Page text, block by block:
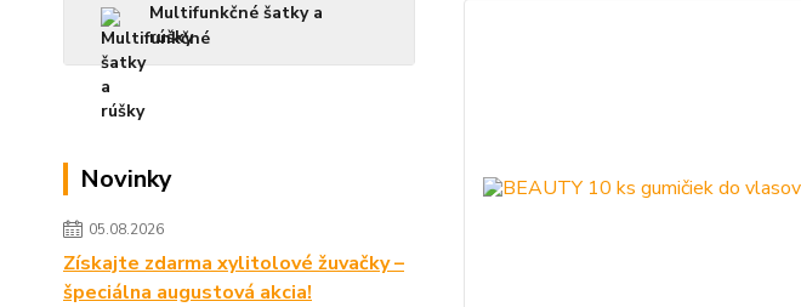
Multifunkčné šatky a
rúšky
Novinky
05.08.2026
Získajte zdarma xylitolové žuvačky –
špeciálna augustová akcia!